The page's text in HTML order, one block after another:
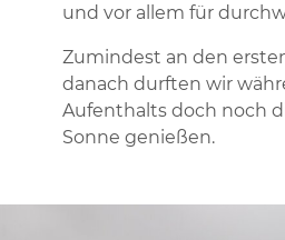
und vor allem für
Zumindest an den
danach durften wir
Aufenthalts doch noch
Sonne genießen.